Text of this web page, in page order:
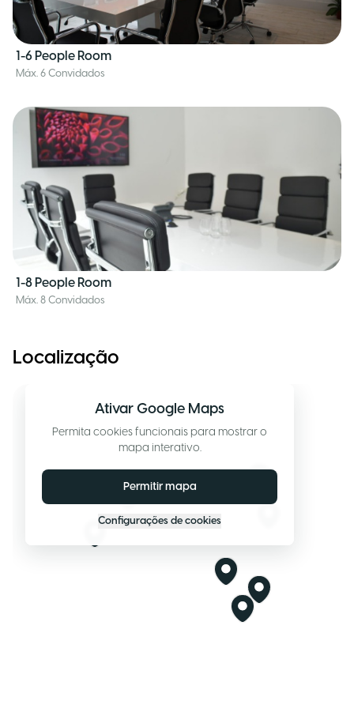
1-6 People Room
Máx. 6 Convidados
1-8 People Room
Máx. 8 Convidados
Localização
Ativar Google Maps
Permita cookies funcionais para mostrar o
mapa interativo.
Permitir mapa
Configurações de cookies